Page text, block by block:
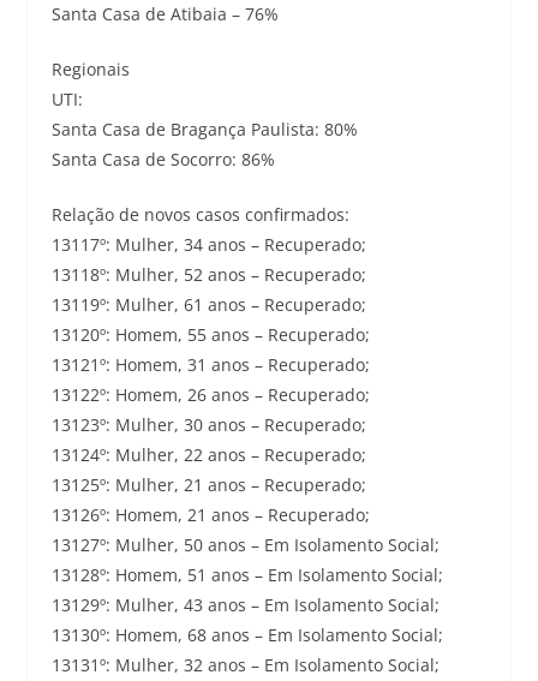
Santa Casa de Atibaia – 76%
Regionais
UTI:
Santa Casa de Bragança Paulista: 80%
Santa Casa de Socorro: 86%
Relação de novos casos confirmados:
13117º: Mulher, 34 anos – Recuperado;
13118º: Mulher, 52 anos – Recuperado;
13119º: Mulher, 61 anos – Recuperado;
13120º: Homem, 55 anos – Recuperado;
13121º: Homem, 31 anos – Recuperado;
13122º: Homem, 26 anos – Recuperado;
13123º: Mulher, 30 anos – Recuperado;
13124º: Mulher, 22 anos – Recuperado;
13125º: Mulher, 21 anos – Recuperado;
13126º: Homem, 21 anos – Recuperado;
13127º: Mulher, 50 anos – Em Isolamento Social;
13128º: Homem, 51 anos – Em Isolamento Social;
13129º: Mulher, 43 anos – Em Isolamento Social;
13130º: Homem, 68 anos – Em Isolamento Social;
13131º: Mulher, 32 anos – Em Isolamento Social;